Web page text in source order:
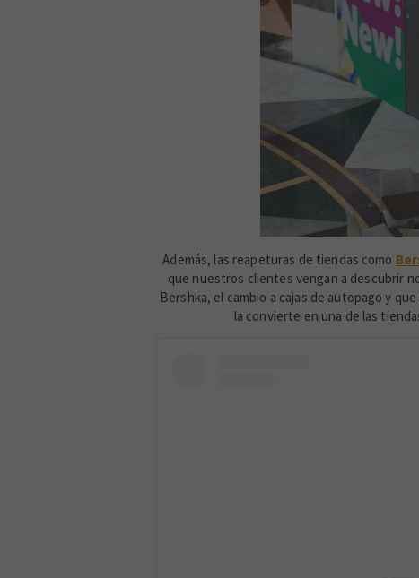
Además, las reapeturas de tiendas como
que nuestros clientes vengan a descubrir
Bershka, el cambio a cajas de autopago y
la convierte en una de las